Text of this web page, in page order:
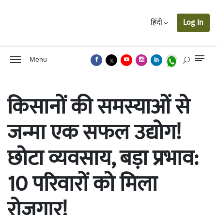
हिंदी Log In
Menu
किसानों की समस्याओं से
जन्मा एक सफल उद्योग!
छोटा व्यवसाय, बड़ा प्रभाव:
10 परिवारों को मिला